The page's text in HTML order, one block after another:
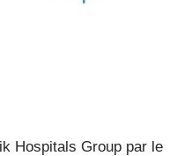
Hospitals Group par le